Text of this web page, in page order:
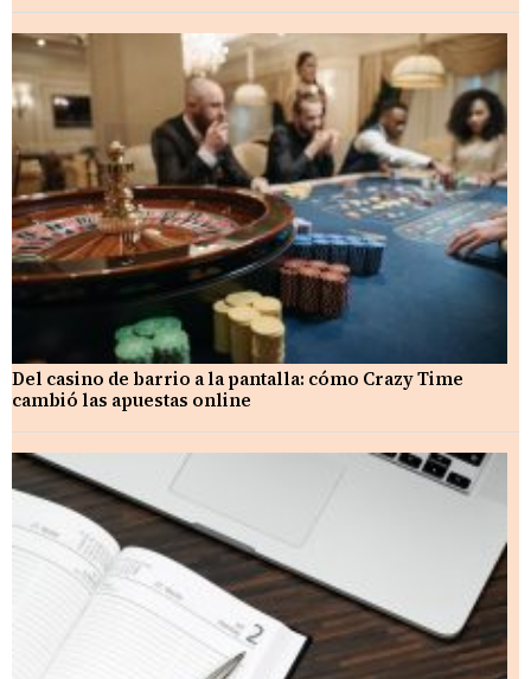
Del casino de barrio a la pantalla: cómo Crazy Time
cambió las apuestas online